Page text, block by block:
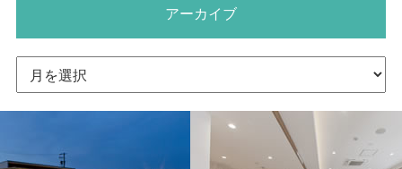
アーカイブ
カ
イ